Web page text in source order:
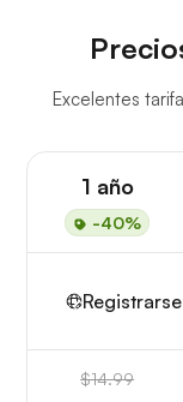
Excelentes
1 año
-40%
Registrarse
$14.99